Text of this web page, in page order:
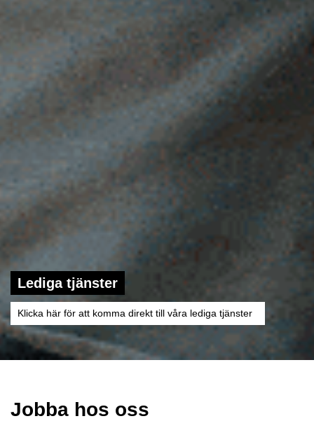
Lediga tjänster
Klicka här för att komma direkt till våra lediga tjänster
Jobba hos oss